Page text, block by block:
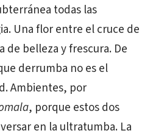
todas las
Una flor entre el cruce de
de belleza y frescura. De
derrumba no es el
Ambientes, por
, porque estos dos
en la ultratumba. La